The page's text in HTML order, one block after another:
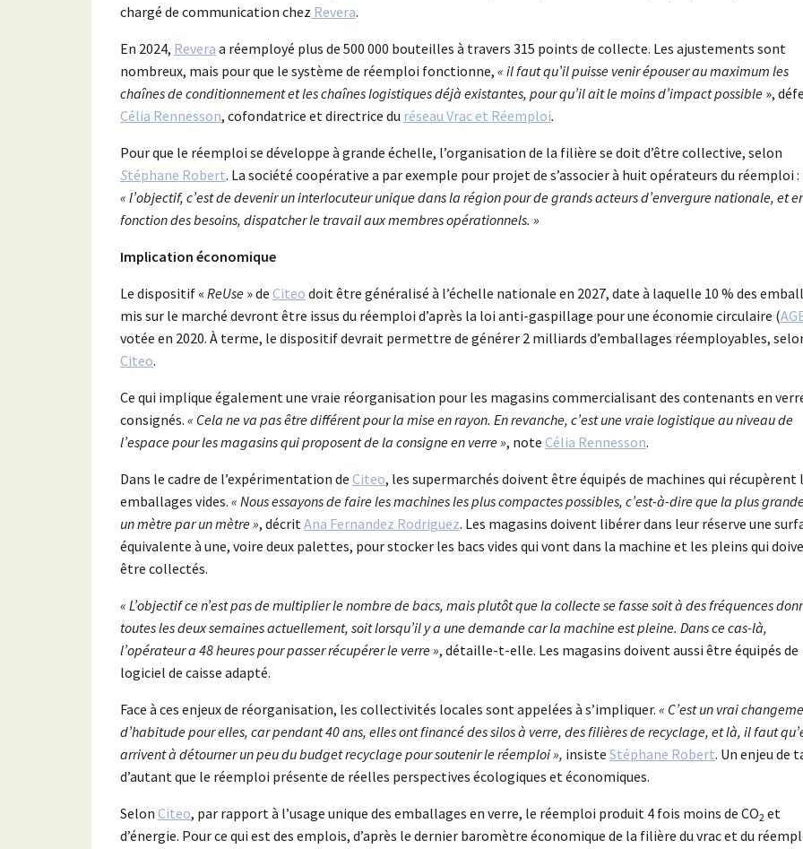
chargé de communication chez Revera.
En 2024, Revera a réemployé plus de 500 000 bouteilles à travers 315 points de collecte. Les ajustements sont
nombreux, mais pour que le système de réemploi fonctionne, « il faut qu’il puisse venir épouser au maximum les
chaînes de conditionnement et les chaînes logistiques déjà existantes, pour qu’il ait le moins d’impact possible »,
Célia Rennesson, cofondatrice et directrice du réseau Vrac et Réemploi.
Pour que le réemploi se développe à grande échelle, l’organisation de la filière se doit d’être collective, selon
Stéphane Robert. La société coopérative a par exemple pour projet de s’associer à huit opérateurs du réemploi :
« l’objectif, c’est de devenir un interlocuteur unique dans la région pour de grands acteurs d’envergure nationale, et
fonction des besoins, dispatcher le travail aux membres opérationnels. »
Implication économique
Le dispositif « ReUse » de Citeo doit être généralisé à l’échelle nationale en 2027, date à laquelle 10 % des
mis sur le marché devront être issus du réemploi d’après la loi anti-gaspillage pour une économie circulaire (
votée en 2020. À terme, le dispositif devrait permettre de générer 2 milliards d’emballages réemployables,
Citeo.
Ce qui implique également une vraie réorganisation pour les magasins commercialisant des contenants en
consignés. « Cela ne va pas être différent pour la mise en rayon. En revanche, c’est une vraie logistique au niveau de
l’espace pour les magasins qui proposent de la consigne en verre », note Célia Rennesson.
Dans le cadre de l’expérimentation de Citeo, les supermarchés doivent être équipés de machines qui récupèrent
emballages vides. « Nous essayons de faire les machines les plus compactes possibles, c’est-à-dire que la plus
un mètre par un mètre », décritAna Fernandez Rodriguez. Les magasins doivent libérer dans leur réserve une
équivalente à une, voire deux palettes, pour stocker les bacs vides qui vont dans la machine et les pleins qui
être collectés.
« L’objectif ce n’est pas de multiplier le nombre de bacs, mais plutôt que la collecte se fasse soit à des fréquences
toutes les deux semaines actuellement, soit lorsqu’il y a une demande car la machine est pleine. Dans ce cas-là,
l’opérateur a 48 heures pour passer récupérer le verre », détaille-t-elle. Les magasins doivent aussi être équipés de
logiciel de caisse adapté.
Face à ces enjeux de réorganisation, les collectivités locales sont appelées à s’impliquer. « C’est un vrai
d’habitude pour elles, car pendant 40 ans, elles ont financé des silos à verre, des filières de recyclage, et là, il faut
arrivent à détourner un peu du budget recyclage pour soutenir le réemploi », insiste Stéphane Robert. Un enjeu de
d’autant que le réemploi présente de réelles perspectives écologiques et économiques.
Selon Citeo, par rapport à l’usage unique des emballages en verre, le réemploi produit 4 fois moins de CO2 et
d’énergie. Pour ce qui est des emplois, d’après le dernier baromètre économique de la filière du vrac et du